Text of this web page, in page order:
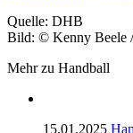
Quelle: DHB
Bild: © Kenny Beele
Mehr zu Handball
15.01.2025